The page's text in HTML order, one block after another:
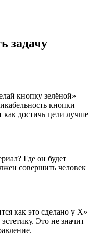
задачу
кнопку зелёной» —
кнопки
как достичь цели лучше
Где он будет
совершить человек
как это сделано у X»
Это не значит